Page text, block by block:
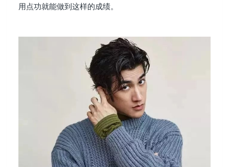
用点功就能做到这样的成绩。